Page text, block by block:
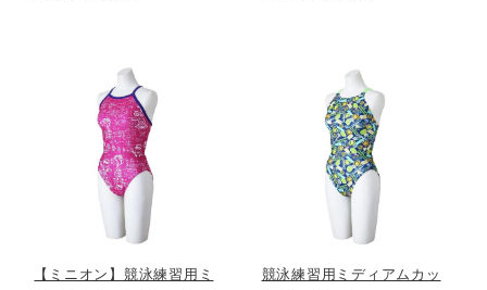
バレーボール
テニス／ソフトテニス
バドミントン
【ミニオン】競泳練習用ミ
競泳練習用ミディアムカッ